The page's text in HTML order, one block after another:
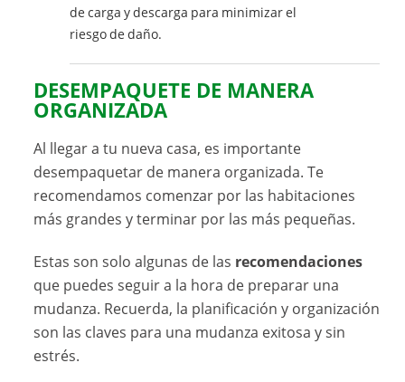
de carga y descarga para minimizar el
riesgo de daño.
DESEMPAQUETE DE MANERA
ORGANIZADA
Al llegar a tu nueva casa, es importante
desempaquetar de manera organizada. Te
recomendamos comenzar por las habitaciones
más grandes y terminar por las más pequeñas.
Estas son solo algunas de las recomendaciones
que puedes seguir a la hora de preparar una
mudanza. Recuerda, la planificación y organización
son las claves para una mudanza exitosa y sin
estrés.